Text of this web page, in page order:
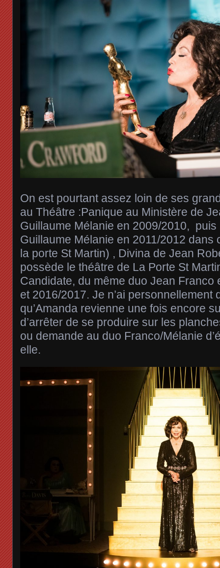
On est pourtant assez loin de ses
au Théâtre :Panique au Ministère de
Guillaume Mélanie en 2009/2010,
Guillaume Mélanie en 2011/2012 dans
la porte St Martin) , Divina de Jean
possède le théâtre de La Porte St
Candidate, du même duo Jean Franco
et 2016/2017. Je n’ai personnellement
qu’Amanda revienne une fois encore
d’arrêter de se produire sur les
ou demande au duo Franco/Mélanie
elle.